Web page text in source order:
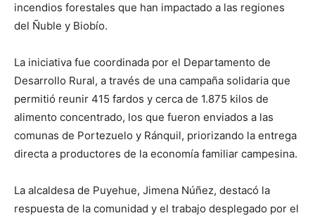
incendios forestales que han impactado a las regiones
del Ñuble y Biobío.
La iniciativa fue coordinada por el Departamento de
Desarrollo Rural, a través de una campaña solidaria que
permitió reunir 415 fardos y cerca de 1.875 kilos de
alimento concentrado, los que fueron enviados a las
comunas de Portezuelo y Ránquil, priorizando la entrega
directa a productores de la economía familiar campesina.
La alcaldesa de Puyehue, Jimena Núñez, destacó la
respuesta de la comunidad y el trabajo desplegado por el